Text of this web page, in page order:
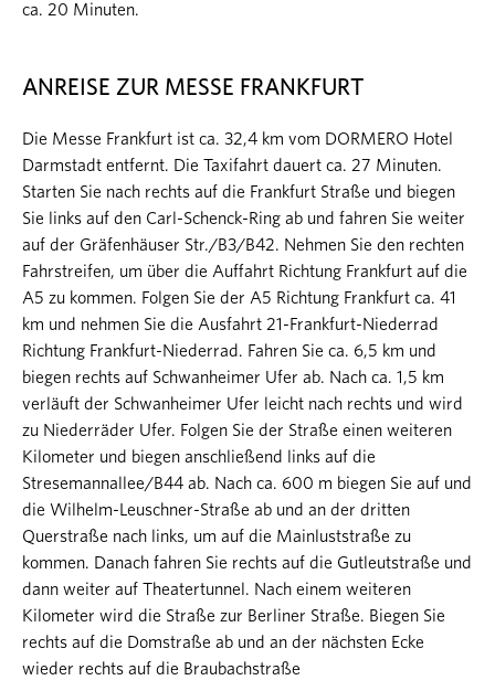
ca. 20 Minuten.
ANREISE ZUR MESSE FRANKFURT
Die Messe Frankfurt ist ca. 32,4 km vom DORMERO Hotel
Darmstadt entfernt. Die Taxifahrt dauert ca. 27 Minuten.
Starten Sie nach rechts auf die Frankfurt Straße und biegen
Sie links auf den Carl-Schenck-Ring ab und fahren Sie weiter
auf der Gräfenhäuser Str./B3/B42. Nehmen Sie den rechten
Fahrstreifen, um über die Auffahrt Richtung Frankfurt auf die
A5 zu kommen. Folgen Sie der A5 Richtung Frankfurt ca. 41
km und nehmen Sie die Ausfahrt 21-Frankfurt-Niederrad
Richtung Frankfurt-Niederrad. Fahren Sie ca. 6,5 km und
biegen rechts auf Schwanheimer Ufer ab. Nach ca. 1,5 km
verläuft der Schwanheimer Ufer leicht nach rechts und wird
zu Niederräder Ufer. Folgen Sie der Straße einen weiteren
Kilometer und biegen anschließend links auf die
Stresemannallee/B44 ab. Nach ca. 600 m biegen Sie auf und
die Wilhelm-Leuschner-Straße ab und an der dritten
Querstraße nach links, um auf die Mainluststraße zu
kommen. Danach fahren Sie rechts auf die Gutleutstraße und
dann weiter auf Theatertunnel. Nach einem weiteren
Kilometer wird die Straße zur Berliner Straße. Biegen Sie
rechts auf die Domstraße ab und an der nächsten Ecke
wieder rechts auf die Braubachstraße